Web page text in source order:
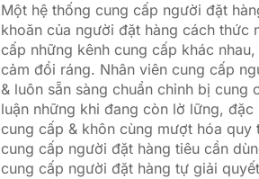
Một hệ thống cung cấp người đặt
khoăn của người đặt hàng cách thức
cấp những kênh cung cấp khác
cảm đổi ráng. Nhân viên cung cấp
& luôn sẵn sàng chuẩn chỉnh bị
luận những khi đang còn lờ lững,
cung cấp & khôn cùng mượt hóa
cung cấp người đặt hàng tiêu cần
cung cấp người đặt hàng tự giải